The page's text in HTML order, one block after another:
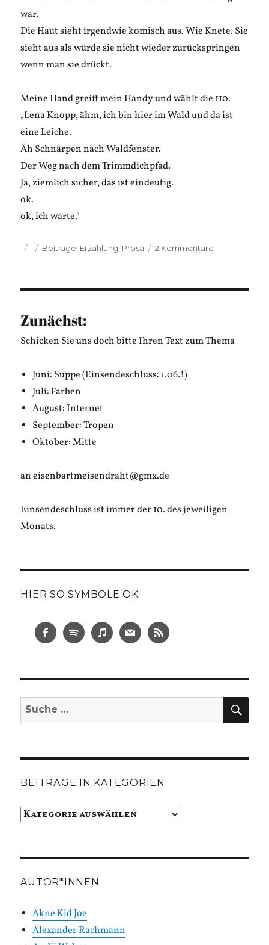
war.
Die Haut sieht irgendwie komisch aus. Wie Knete. Sie
sieht aus als würde sie nicht wieder zurückspringen
wenn man sie drückt.
Meine Hand greift mein Handy und wählt die 110.
„Lena Knopp, ähm, ich bin hier im Wald und da ist
eine Leiche.
Äh Schnärpen nach Waldfenster.
Der Weg nach dem Trimmdichpfad.
Ja, ziemlich sicher, das ist eindeutig.
ok.
ok, ich warte.“
Veröffentlicht
Kategorien
Beiträge Erzählung Prosa 2 Kommentare
Zunächst:
Schicken Sie uns doch bitte Ihren Text zum Thema
Juni: Suppe (Einsendeschluss: 1.06.!)
Juli: Farben
August: Internet
September: Tropen
Oktober: Mitte
an eisenbartmeisendraht@gmx.de
Einsendeschluss ist immer der 10. des jeweiligen
Monats.
HIER SO SYMBOLE OK
Suche
nach:
BEITRÄGE IN KATEGORIEN
Beiträge
AUTOR*INNEN
Akne Kid Joe
Alexander Rachmann